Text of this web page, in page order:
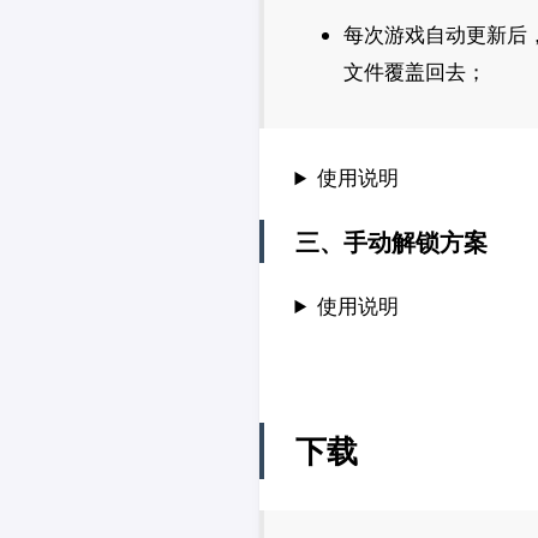
每次游戏自动更新后
文件覆盖回去；
使用说明
三、手动解锁方案
使用说明
下载